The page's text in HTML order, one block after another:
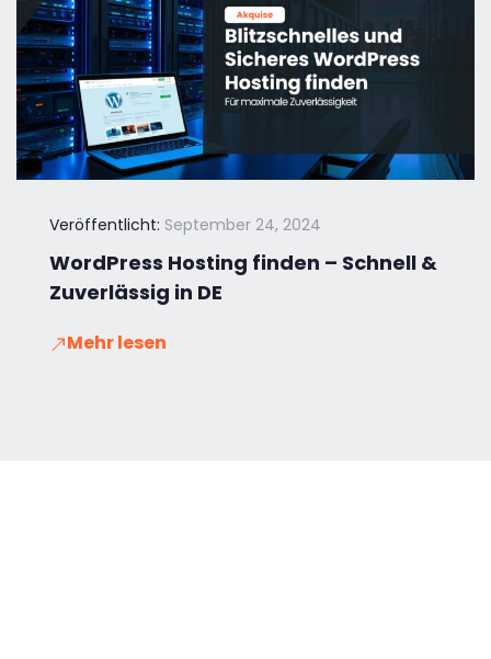
Veröffentlicht: September 24, 2024
WordPress Hosting finden – Schnell &
Zuverlässig in DE
Mehr lesen